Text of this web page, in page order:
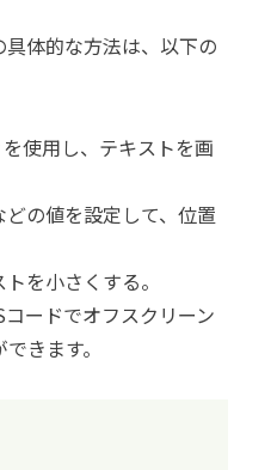
体的な方法は、以下の
使用し、テキストを画
の値を設定して、位置
を小さくする。
ードでオフスクリーン
きます。